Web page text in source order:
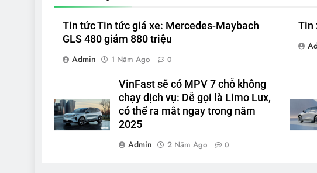
Tin tức Tin tức giá xe: Mercedes-Maybach
GLS 480 giảm 880 triệu
Admin
1 Năm Ago 0
Tin
VinFast sẽ có MPV 7 chỗ không
chạy dịch vụ: Dễ gọi là Limo Lux,
có thể ra mắt ngay trong năm
2025
Admin
2 Năm Ago 0